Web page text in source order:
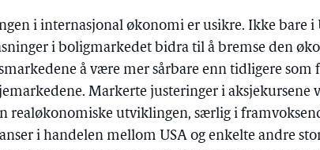
i internasjonal økonomi er usikre. Ikke bare i
i boligmarkedet bidra til å bremse den
å være mer sårbare enn tidligere som
Markerte justeringer i aksjekursene
realøkonomiske utviklingen, særlig i
i handelen mellom USA og enkelte andre